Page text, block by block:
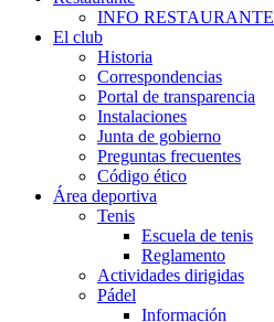
INFO RESTAURANTE
El club
Historia
Correspondencias
Portal de transparencia
Instalaciones
Junta de gobierno
Preguntas frecuentes
Código ético
Área deportiva
Tenis
Escuela de tenis
Reglamento
Actividades dirigidas
Pádel
Información